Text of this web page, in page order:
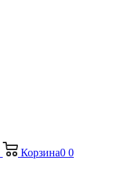
Корзина0 0